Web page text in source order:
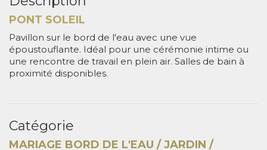
PONT SOLEIL
Pavillon sur le bord de l'eau avec une vue
époustouflante. Idéal pour une cérémonie intime ou
une rencontre de travail en plein air. Salles de bain à
proximité disponibles.
Catégorie
MARIAGE BORD DE L'EAU / JARDIN /